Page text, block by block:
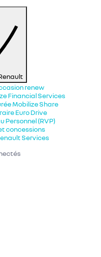
renew
Financial Services
Mobilize Share
Euro Drive
Personnel (RVP)
concessions
Services